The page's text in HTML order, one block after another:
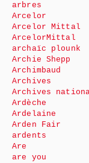
arbres
Arcelor
Arcelor Mittal
ArcelorMittal
archaïc plounk
Archie Shepp
Archimbaud
Archives
Archives
Ardèche
Ardelaine
Arden Fair
ardents
Are
are you